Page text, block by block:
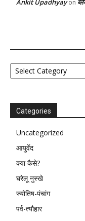
Ankit Upadhyayon
Categories
Categories
Uncategorized
आयुर्वेद
क्या कैसे?
घरेलू नुस्खे
ज्योतिष-पंचांग
पर्व-त्यौहार